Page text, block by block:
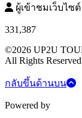
ผู้เข้าชมเว็บไซต์
331,387
©2026 UP2U
All Rights
กลับขึ้นด้านบน
Powered by